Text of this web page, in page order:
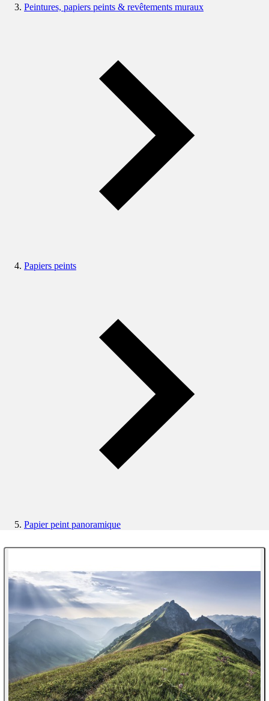
Peintures, papiers peints & revêtements muraux
Papiers peints
Papier peint panoramique